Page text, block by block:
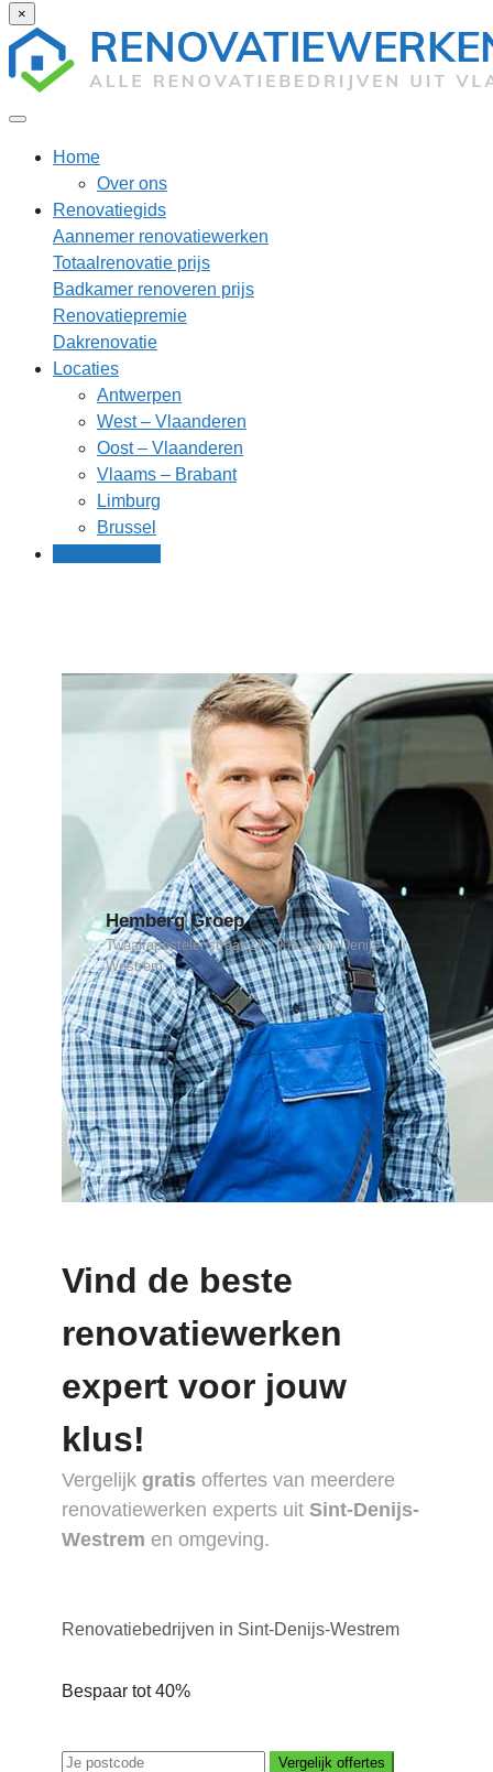
×
Home
Over ons
Renovatiegids
Aannemer renovatiewerken
Totaalrenovatie prijs
Badkamer renoveren prijs
Renovatiepremie
Dakrenovatie
Locaties
Antwerpen
West – Vlaanderen
Oost – Vlaanderen
Vlaams – Brabant
Limburg
Brussel
Hemberg Groep
Twaalfapostelenstraat 2A, 9051 Sint-Denijs-
Westrem
Vind de beste
renovatiewerken
expert voor jouw
klus!
Vergelijk gratis offertes van meerdere
renovatiewerken experts uit Sint-Denijs-
Westrem en omgeving.
Renovatiebedrijven in Sint-Denijs-Westrem
Bespaar tot 40%
Vergelijk offertes